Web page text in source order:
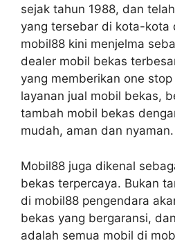
sejak tahun 1988, dan
yang tersebar di kota-kota
mobil88 kini menjelma
dealer mobil bekas
yang memberikan one
layanan jual mobil bekas,
tambah mobil bekas
mudah, aman dan nyaman.
Mobil88 juga dikenal
bekas terpercaya. Bukan
di mobil88 pengendara
bekas yang bergaransi,
adalah semua mobil di